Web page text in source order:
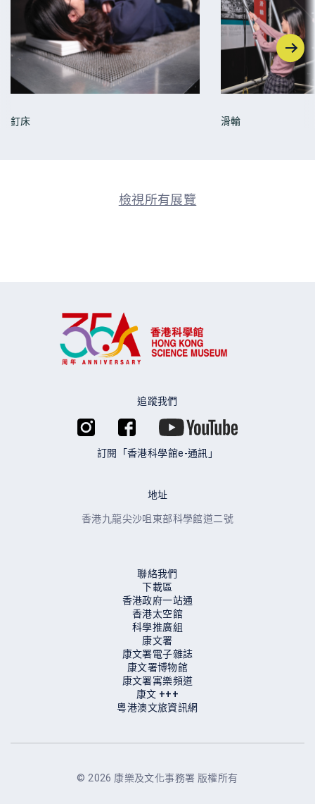
釘床 滑輪
檢視所有展覽
追蹤我們
訂閱「香港科學館e-通訊」
地址
香港九龍尖沙咀東部科學館道二號
聯絡我們
下載區
香港政府一站通
香港太空館
科學推廣組
康文署
康文署電子雜誌
康文署博物館
康⽂署寓樂頻道
康⽂ +++
粵港澳文旅資訊網
© 2026 康樂及文化事務署 版權所有